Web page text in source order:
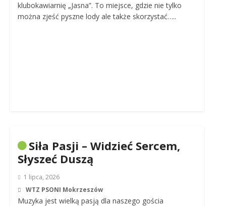
klubokawiarnię „Jasna”. To miejsce, gdzie nie tylko
można zjeść pyszne lody ale także skorzystać…..
Siła Pasji – Widzieć Sercem,
Słyszeć Duszą
1 lipca, 2026
WTZ PSONI Mokrzeszów
Muzyka jest wielką pasją dla naszego gościa